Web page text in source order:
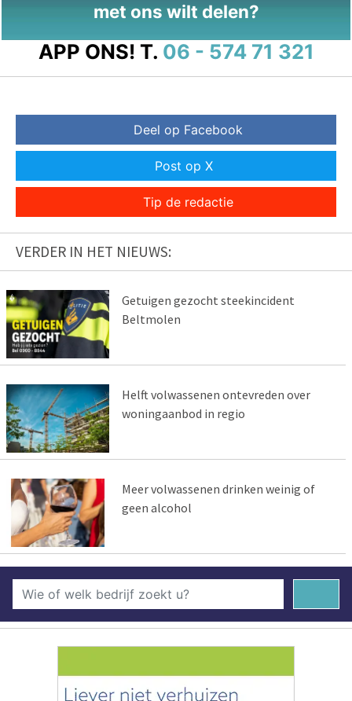
met ons wilt delen?
APP ONS! T. 06 - 574 71 321
Deel op Facebook
Post op X
Tip de redactie
VERDER IN HET NIEUWS:
Getuigen gezocht steekincident
Beltmolen
Helft volwassenen ontevreden over
woningaanbod in regio
Meer volwassenen drinken weinig of
geen alcohol